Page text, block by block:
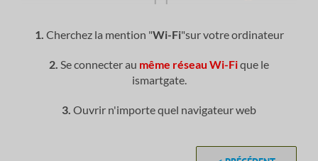
1. Cherchez la mention "Wi-Fi"sur votre ordinateur
2. Se connecter au même réseau Wi-Fique le
ismartgate.
3. Ouvrir n'importe quel navigateur web